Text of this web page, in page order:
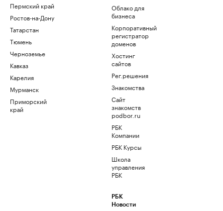
Пермский край
Ростов-на-Дону
Татарстан
Тюмень
Черноземье
Кавказ
Карелия
Мурманск
Приморский
край
Облако для
бизнеса
Корпоративный
регистратор
доменов
Хостинг
сайтов
Рег.решения
Знакомства
Сайт
знакомств
podbor.ru
РБК
Компании
РБК Курсы
Школа
управления
РБК
РБК
Новости